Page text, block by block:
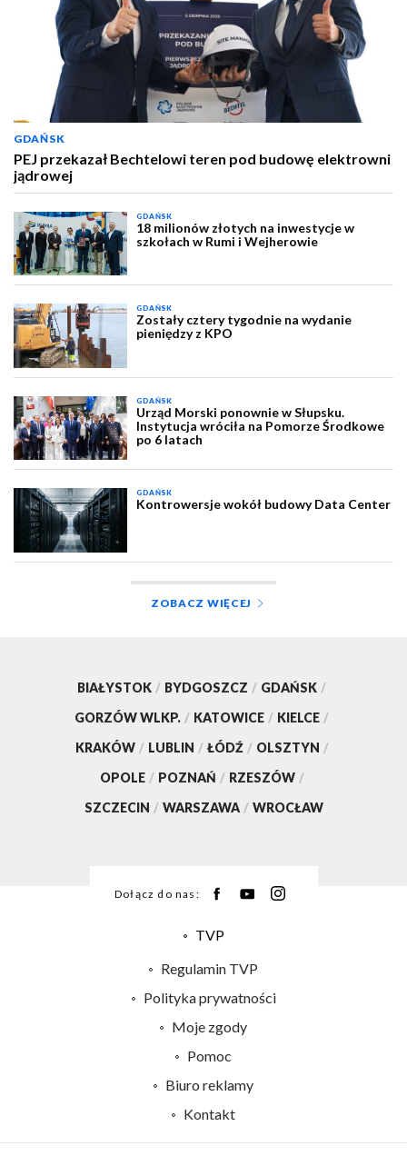
GDAŃSK
PEJ przekazał Bechtelowi teren pod budowę elektrowni
jądrowej
GDAŃSK
18 milionów złotych na inwestycje w
szkołach w Rumi i Wejherowie
GDAŃSK
Zostały cztery tygodnie na wydanie
pieniędzy z KPO
GDAŃSK
Urząd Morski ponownie w Słupsku.
Instytucja wróciła na Pomorze Środkowe
po 6 latach
GDAŃSK
Kontrowersje wokół budowy Data Center
ZOBACZ WIĘCEJ
BIAŁYSTOK / BYDGOSZCZ / GDAŃSK /
GORZÓW WLKP. / KATOWICE / KIELCE /
KRAKÓW / LUBLIN / ŁÓDŹ / OLSZTYN /
OPOLE / POZNAŃ / RZESZÓW /
SZCZECIN / WARSZAWA / WROCŁAW
Dołącz do nas:
TVP
Centrum informacji TVP
Naziemna Telewizja Cyfrowa
System NOS
Regulamin TVP
Polityka prywatności
Moje zgody
Pomoc
Biuro reklamy
Kontakt